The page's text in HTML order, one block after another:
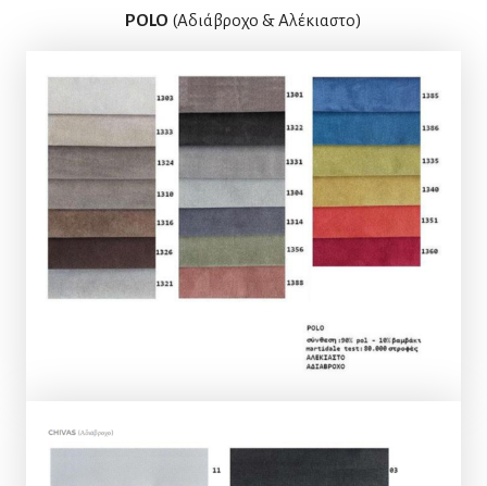
POLO (Αδιάβροχο & Αλέκιαστο)